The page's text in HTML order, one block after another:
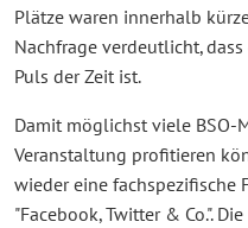
Plätze waren innerhalb
Nachfrage verdeutlicht,
Puls der Zeit ist.
Damit möglichst viele BSO-
Veranstaltung profitieren
wieder eine fachspezifische
"Facebook, Twitter & Co.".